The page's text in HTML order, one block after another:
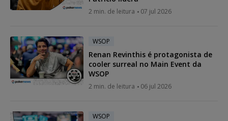
2 min. de leitura 07 jul 2026
WSOP
Renan Revinthis é protagonista de
cooler surreal no Main Event da
WSOP
2 min. de leitura 06 jul 2026
WSOP